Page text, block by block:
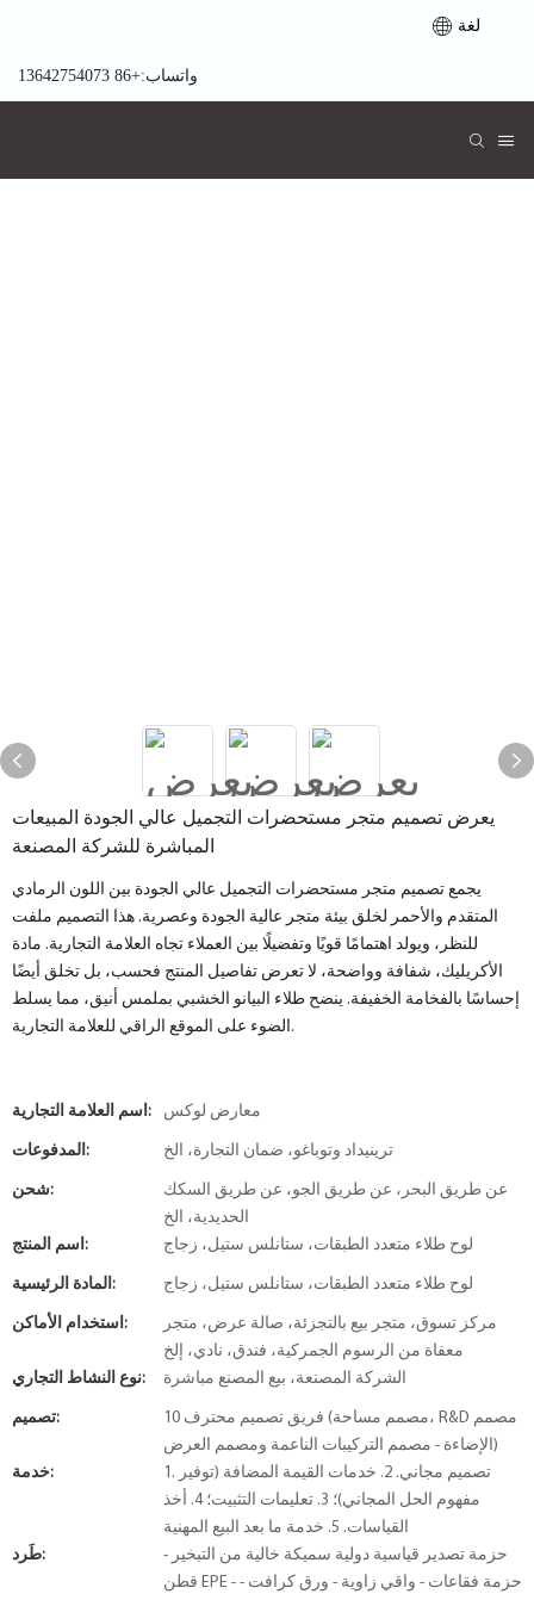
لغة
واتساب:+86 13642754073
يعرض تصميم متجر مستحضرات التجميل عالي الجودة المبيعات
المباشرة للشركة المصنعة
يجمع تصميم متجر مستحضرات التجميل عالي الجودة بين اللون الرمادي
المتقدم والأحمر لخلق بيئة متجر عالية الجودة وعصرية. هذا التصميم ملفت
للنظر، ويولد اهتمامًا قويًا وتفضيلًا بين العملاء تجاه العلامة التجارية. مادة
الأكريليك، شفافة وواضحة، لا تعرض تفاصيل المنتج فحسب، بل تخلق أيضًا
إحساسًا بالفخامة الخفيفة. ينضح طلاء البيانو الخشبي بملمس أنيق، مما يسلط
الضوء على الموقع الراقي للعلامة التجارية.
اسم العلامة التجارية: معارض لوكس
المدفوعات: ترينيداد وتوباغو، ضمان التجارة، الخ
شحن:
عن طريق البحر، عن طريق الجو، عن طريق السكك
الحديدية، الخ
اسم المنتج:
لوح طلاء متعدد الطبقات، ستانلس ستيل، زجاج
المادة الرئيسية: لوح طلاء متعدد الطبقات، ستانلس ستيل، زجاج
استخدام الأماكن:
مركز تسوق، متجر بيع بالتجزئة، صالة عرض، متجر
معفاة من الرسوم الجمركية، فندق، نادي، إلخ
نوع النشاط التجاري:
الشركة المصنعة، بيع المصنع مباشرة
تصميم:
10 فريق تصميم محترف (مصمم مساحة، R&D مصمم
الإضاءة - مصمم التركيبات الناعمة ومصمم العرض)
خدمة:
1. تصميم مجاني. 2. خدمات القيمة المضافة (توفير
مفهوم الحل المجاني)؛ 3. تعليمات التثبيت؛ 4. أخذ
القياسات. 5. خدمة ما بعد البيع المهنية
طَرد:
حزمة تصدير قياسية دولية سميكة خالية من التبخير -
قطن EPE - حزمة فقاعات - واقي زاوية - ورق كرافت -